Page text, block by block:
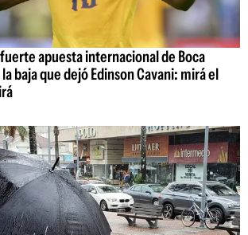
apuesta internacional de Boca
baja que dejó Edinson Cavani: mirá el